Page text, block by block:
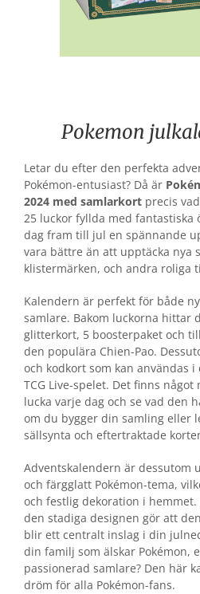
Pokemon
Letar du efter den perfekta
Pokémon-entusiast? Då är
2024 med samlarkort precis
25 luckor fyllda med fantastiska
dag fram till jul en spännande
vara bättre än att upptäcka nya
klistermärken, och andra roliga
Kalendern är perfekt för både
samlare. Bakom luckorna hittar
glitterkort, 5 boosterpaket och
den populära Chien-Pao.
och kodkort som kan användas
TCG Live-spelet. Det finns
lucka varje dag och se vad den
om du bygger din samling eller
sällsynta och eftertraktade
Adventskalendern är dessutom
och färgglatt Pokémon-tema,
och festlig dekoration i
den stadiga designen gör att
blir ett centralt inslag i din
din familj som älskar Pokémon,
passionerad samlare? Den här
dröm för alla Pokémon-fans.